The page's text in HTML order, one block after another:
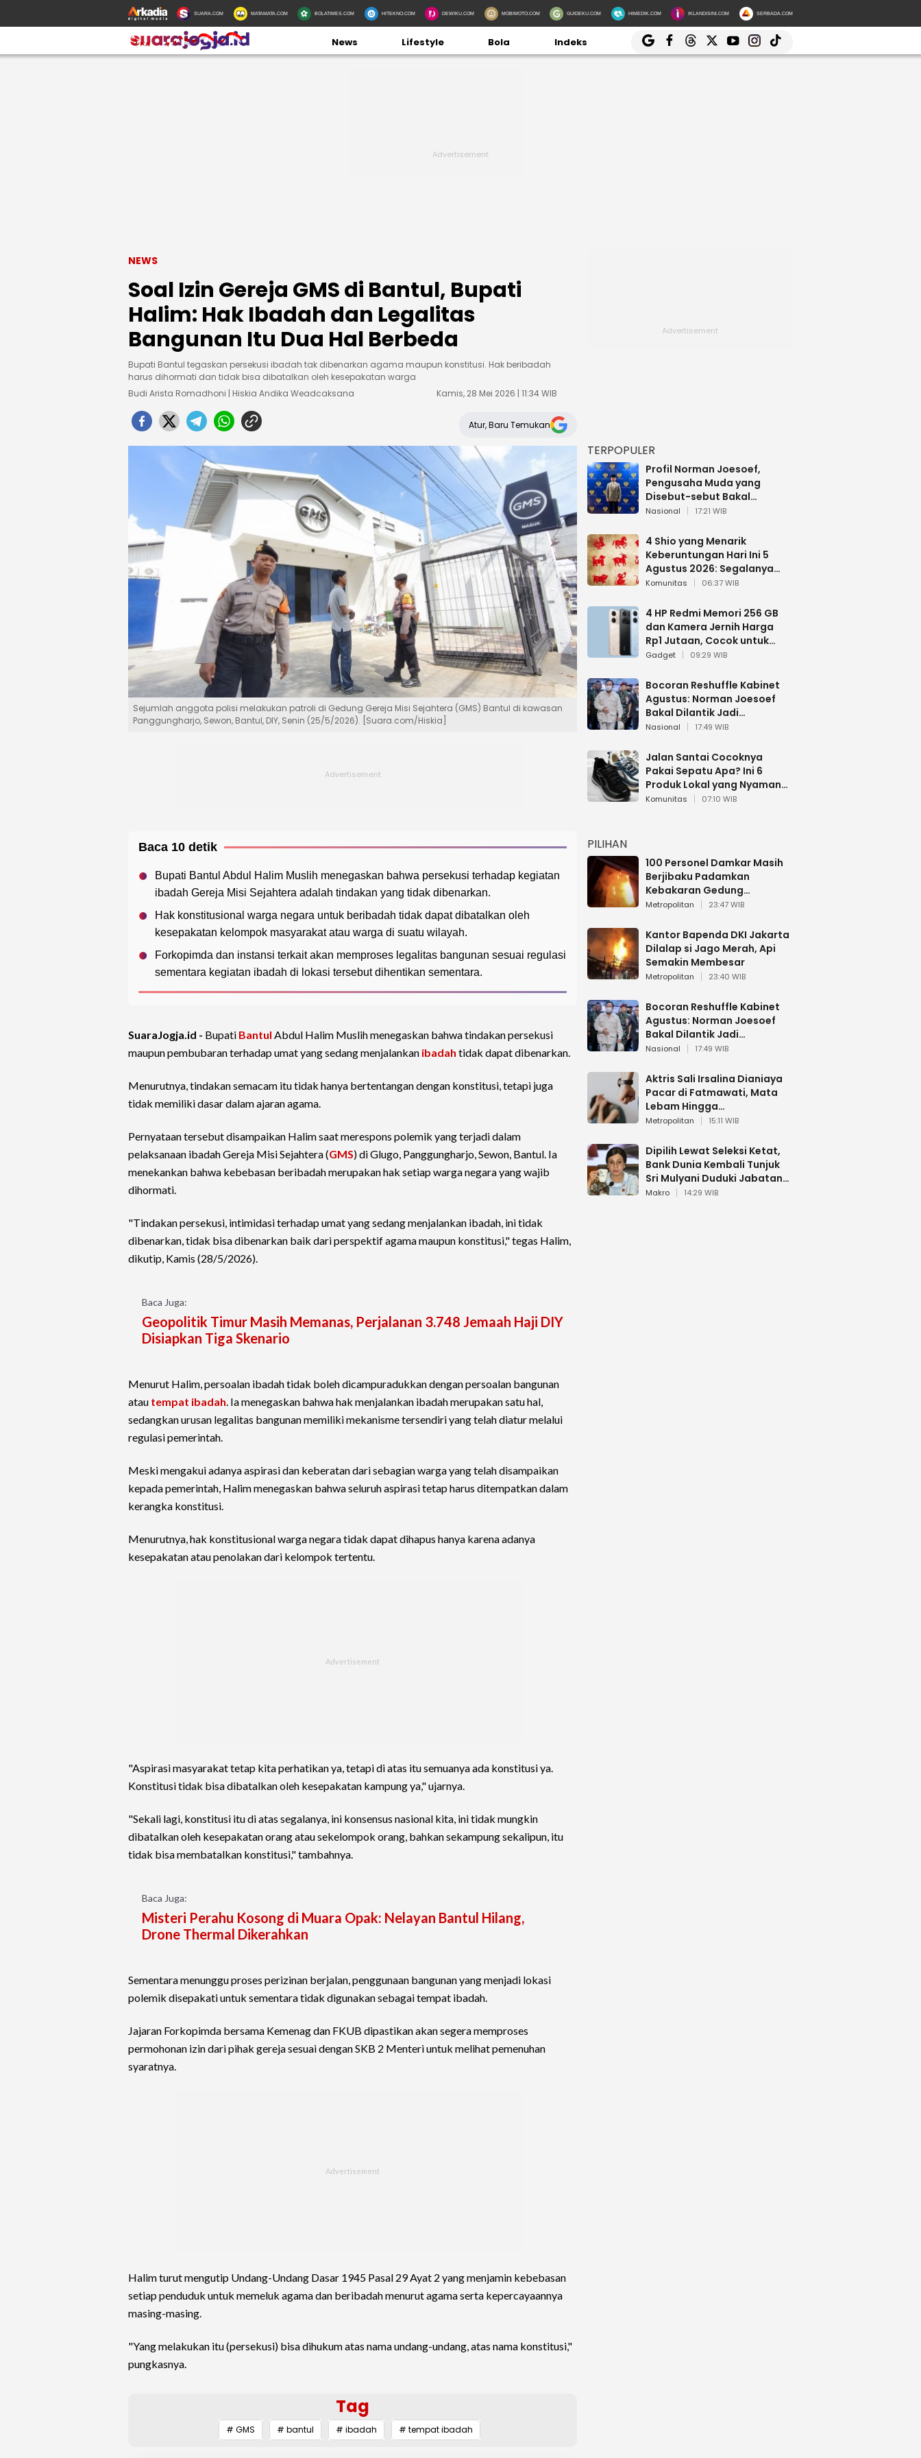
SUARA.COM MATAMATA.COM BOLATIMES.COM HITEKNO.COM DEWIKU.COM MOBIMOTO.COM GUIDEKU.COM HIMEDIK.COM IKLANDISINI.COM SERBADA.COM
News Lifestyle Bola Indeks
NEWS
Soal Izin Gereja GMS di Bantul, Bupati
Halim: Hak Ibadah dan Legalitas
Bangunan Itu Dua Hal Berbeda
Bupati Bantul tegaskan persekusi ibadah tak dibenarkan agama maupun konstitusi. Hak beribadah
harus dihormati dan tidak bisa dibatalkan oleh kesepakatan warga
Budi Arista Romadhoni | Hiskia Andika Weadcaksana
Kamis, 28 Mei 2026 | 11:34 WIB
Atur, Baru Temukan
Sejumlah anggota polisi melakukan patroli di Gedung Gereja Misi Sejahtera (GMS) Bantul di kawasan
Panggungharjo, Sewon, Bantul, DIY, Senin (25/5/2026). [Suara.com/Hiskia]
Baca 10 detik
Bupati Bantul Abdul Halim Muslih menegaskan bahwa persekusi terhadap kegiatan
ibadah Gereja Misi Sejahtera adalah tindakan yang tidak dibenarkan.
Hak konstitusional warga negara untuk beribadah tidak dapat dibatalkan oleh
kesepakatan kelompok masyarakat atau warga di suatu wilayah.
Forkopimda dan instansi terkait akan memproses legalitas bangunan sesuai regulasi
sementara kegiatan ibadah di lokasi tersebut dihentikan sementara.
SuaraJogja.id - Bupati Bantul Abdul Halim Muslih menegaskan bahwa tindakan persekusi
maupun pembubaran terhadap umat yang sedang menjalankan ibadah tidak dapat dibenarkan.
Menurutnya, tindakan semacam itu tidak hanya bertentangan dengan konstitusi, tetapi juga
tidak memiliki dasar dalam ajaran agama.
Pernyataan tersebut disampaikan Halim saat merespons polemik yang terjadi dalam
pelaksanaan ibadah Gereja Misi Sejahtera (GMS) di Glugo, Panggungharjo, Sewon, Bantul. Ia
menekankan bahwa kebebasan beribadah merupakan hak setiap warga negara yang wajib
dihormati.
"Tindakan persekusi, intimidasi terhadap umat yang sedang menjalankan ibadah, ini tidak
dibenarkan, tidak bisa dibenarkan baik dari perspektif agama maupun konstitusi," tegas Halim,
dikutip, Kamis (28/5/2026).
Baca Juga:
Geopolitik Timur Masih Memanas, Perjalanan 3.748 Jemaah Haji DIY
Disiapkan Tiga Skenario
Menurut Halim, persoalan ibadah tidak boleh dicampuradukkan dengan persoalan bangunan
atau tempat ibadah. Ia menegaskan bahwa hak menjalankan ibadah merupakan satu hal,
sedangkan urusan legalitas bangunan memiliki mekanisme tersendiri yang telah diatur melalui
regulasi pemerintah.
Meski mengakui adanya aspirasi dan keberatan dari sebagian warga yang telah disampaikan
kepada pemerintah, Halim menegaskan bahwa seluruh aspirasi tetap harus ditempatkan dalam
kerangka konstitusi.
Menurutnya, hak konstitusional warga negara tidak dapat dihapus hanya karena adanya
kesepakatan atau penolakan dari kelompok tertentu.
"Aspirasi masyarakat tetap kita perhatikan ya, tetapi di atas itu semuanya ada konstitusi ya.
Konstitusi tidak bisa dibatalkan oleh kesepakatan kampung ya," ujarnya.
"Sekali lagi, konstitusi itu di atas segalanya, ini konsensus nasional kita, ini tidak mungkin
dibatalkan oleh kesepakatan orang atau sekelompok orang, bahkan sekampung sekalipun, itu
tidak bisa membatalkan konstitusi," tambahnya.
Baca Juga:
Misteri Perahu Kosong di Muara Opak: Nelayan Bantul Hilang,
Drone Thermal Dikerahkan
Sementara menunggu proses perizinan berjalan, penggunaan bangunan yang menjadi lokasi
polemik disepakati untuk sementara tidak digunakan sebagai tempat ibadah.
Jajaran Forkopimda bersama Kemenag dan FKUB dipastikan akan segera memproses
permohonan izin dari pihak gereja sesuai dengan SKB 2 Menteri untuk melihat pemenuhan
syaratnya.
Halim turut mengutip Undang-Undang Dasar 1945 Pasal 29 Ayat 2 yang menjamin kebebasan
setiap penduduk untuk memeluk agama dan beribadah menurut agama serta kepercayaannya
masing-masing.
"Yang melakukan itu (persekusi) bisa dihukum atas nama undang-undang, atas nama konstitusi,"
pungkasnya.
Tag
# GMS # bantul # ibadah # tempat ibadah
TERPOPULER
Profil Norman Joesoef,
Pengusaha Muda yang
Disebut-sebut Bakal
Dilantik Jadi Wamenhan RI
Nasional 17:21 WIB
4 Shio yang Menarik
Keberuntungan Hari Ini 5
Agustus 2026: Segalanya
Berjalan Lancar
Komunitas 06:37 WIB
4 HP Redmi Memori 256 GB
dan Kamera Jernih Harga
Rp1 Jutaan, Cocok untuk
Multitasking
Gadget 09:29 WIB
Bocoran Reshuffle Kabinet
Agustus: Norman Joesoef
Bakal Dilantik Jadi
Wamenhan RI
Nasional 17:49 WIB
Jalan Santai Cocoknya
Pakai Sepatu Apa? Ini 6
Produk Lokal yang Nyaman
Buat 17 Agustusan
Komunitas 07:10 WIB
PILIHAN
100 Personel Damkar Masih
Berjibaku Padamkan
Kebakaran Gedung
Bapenda DKI
Metropolitan 23:47 WIB
Kantor Bapenda DKI Jakarta
Dilalap si Jago Merah, Api
Semakin Membesar
Metropolitan 23:40 WIB
Bocoran Reshuffle Kabinet
Agustus: Norman Joesoef
Bakal Dilantik Jadi
Wamenhan RI
Nasional 17:49 WIB
Aktris Sali Irsalina Dianiaya
Pacar di Fatmawati, Mata
Lebam Hingga
Diselamatkan Polantas
Metropolitan 15:11 WIB
Dipilih Lewat Seleksi Ketat,
Bank Dunia Kembali Tunjuk
Sri Mulyani Duduki Jabatan
Strategis
Makro 14:29 WIB